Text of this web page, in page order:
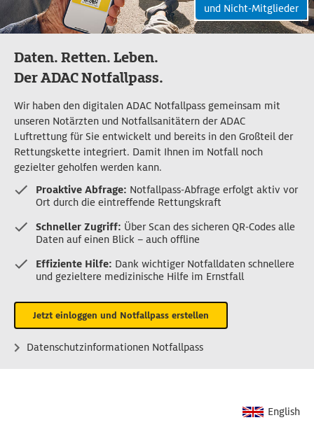
Daten. Retten. Leben.
Der ADAC Notfallpass.
Wir haben den digitalen ADAC Notfallpass gemeinsam mit
unseren Notärzten und Notfallsanitätern der ADAC
Luftrettung für Sie entwickelt und bereits in den Großteil der
Rettungskette integriert. Damit Ihnen im Notfall noch
gezielter geholfen werden kann.
Proaktive Abfrage: Notfallpass-Abfrage erfolgt aktiv vor
Ort durch die eintreffende Rettungskraft
Schneller Zugriff: Über Scan des sicheren QR-Codes alle
Daten auf einen Blick – auch offline
Effiziente Hilfe: Dank wichtiger Notfalldaten schnellere
und gezieltere medizinische Hilfe im Ernstfall
Jetzt einloggen und Notfallpass erstellen
Datenschutzinformationen Notfallpass
und Nicht-Mitglieder
English